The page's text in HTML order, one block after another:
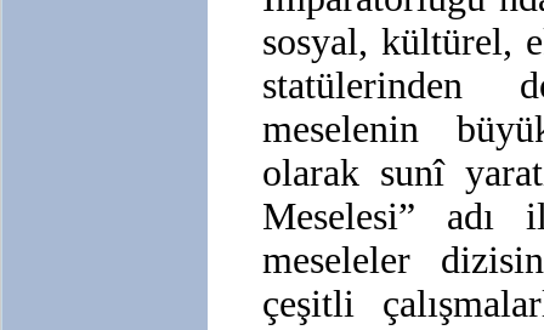
sosyal, kültürel,
statülerinden
meselenin
olarak sunî
Meselesi” adı
meseleler
çeşitli